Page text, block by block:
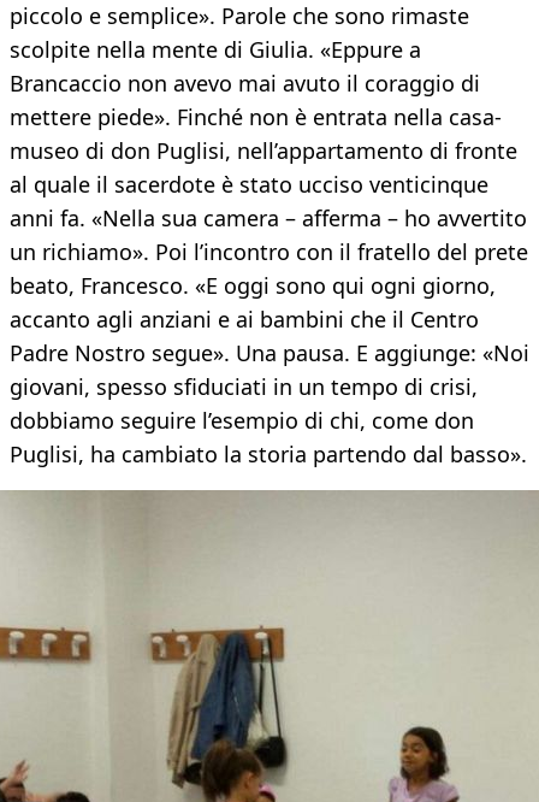
piccolo e semplice». Parole che sono rimaste
scolpite nella mente di Giulia. «Eppure a
Brancaccio non avevo mai avuto il coraggio di
mettere piede». Finché non è entrata nella casa-
museo di don Puglisi, nell’appartamento di fronte
al quale il sacerdote è stato ucciso venticinque
anni fa. «Nella sua camera – afferma – ho avvertito
un richiamo». Poi l’incontro con il fratello del prete
beato, Francesco. «E oggi sono qui ogni giorno,
accanto agli anziani e ai bambini che il Centro
Padre Nostro segue». Una pausa. E aggiunge: «Noi
giovani, spesso sfiduciati in un tempo di crisi,
dobbiamo seguire l’esempio di chi, come don
Puglisi, ha cambiato la storia partendo dal basso».